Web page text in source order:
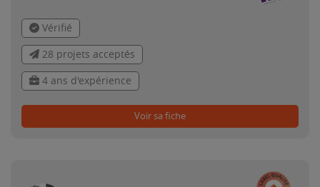
Vérifié
28 projets acceptés
4 ans d'expérience
Voir sa fiche